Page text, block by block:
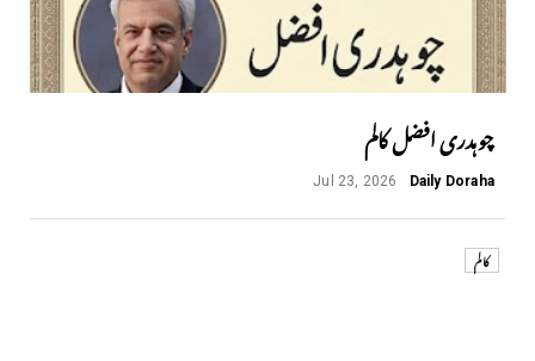
چوہدری افضل کالم
Daily Doraha
Jul 23, 2026
کالم